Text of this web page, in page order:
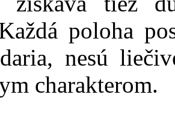
poloha
nesú
charakterom.